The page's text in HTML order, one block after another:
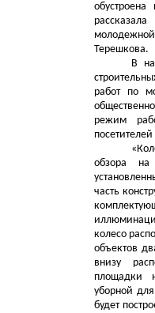
Терешкова.
В
работ по
режим
обзора
часть
колесо
объектов
внизу
площадки
уборной
будет